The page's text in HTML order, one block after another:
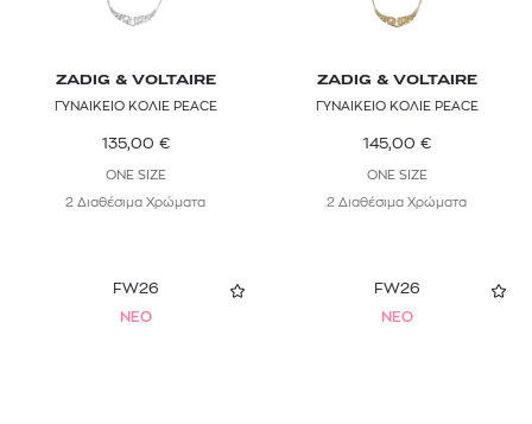
ZADIG & VOLTAIRE
ΓΥΝΑΙΚΕΙΟ ΚΟΛΙΕ PEACE
135,00 €
ONE SIZE
2 Διαθέσιμα Χρώματα
ZADIG & VOLTAIRE
ΓΥΝΑΙΚΕΙΟ ΚΟΛΙΕ PEACE
145,00 €
ONE SIZE
2 Διαθέσιμα Χρώματα
FW26
NEO
FW26
NEO